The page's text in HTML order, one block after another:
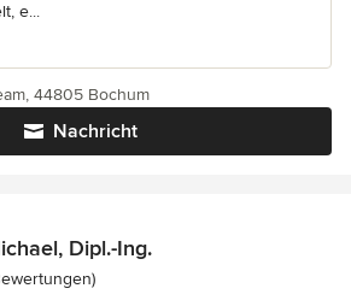
e...
Nachricht
44805 Bochum
Dipl.-Ing.
4.6 von 5 Sternen